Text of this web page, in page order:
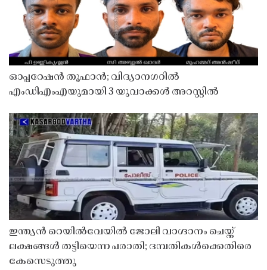
ഓപ്പറേഷൻ തൂഫാൻ; വിദ്യാനഗറിൽ
എംഡിഎംഎയുമായി 3 യുവാക്കൾ അറസ്റ്റിൽ
ഇന്ത്യൻ റെയിൽവേയിൽ ജോലി വാഗ്ദാനം ചെയ്ത്
ലക്ഷങ്ങൾ തട്ടിയെന്ന പരാതി; ദമ്പതികൾക്കെതിരെ
കേസെടുത്തു